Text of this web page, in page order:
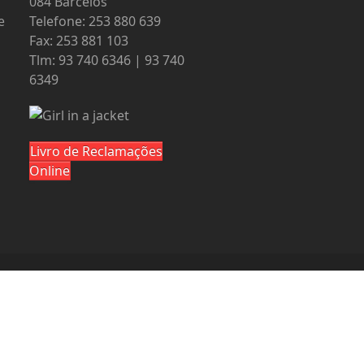
Telefone: 253 880 639
Fax: 253 881 103
Tlm: 93 740 6346 | 93 740
6349
Livro de Reclamações
Online